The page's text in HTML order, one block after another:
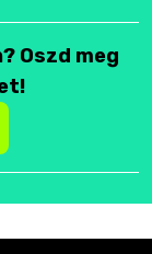
Oszd meg